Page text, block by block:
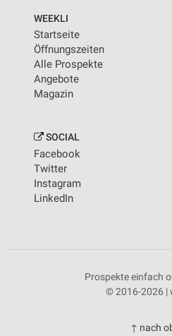
WEEKLI
Startseite
Öffnungszeiten
Alle Prospekte
Angebote
Magazin
SOCIAL
Facebook
Twitter
Instagram
LinkedIn
Prospekte einfach
© 2016-2026 |
↑ nach